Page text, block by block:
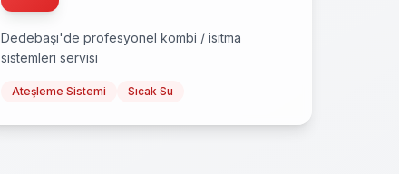
Dedebaşı'de profesyonel kombi / isıtma
sistemleri servisi
Ateşleme Sistemi Sıcak Su